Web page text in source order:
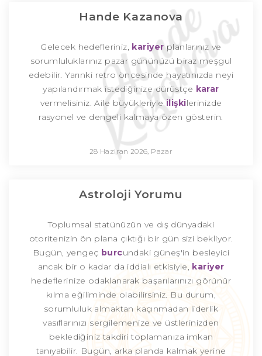
Hande Kazanova
Gelecek hedefleriniz, kariyer planlarınız ve
sorumluluklarınız pazar gününüzü biraz meşgul
edebilir. Yarınki retro öncesinde hayatınızda neyi
yapılandırmak istediğinize dürüstçe karar
vermelisiniz. Aile büyükleriyle ilişkilerinizde
rasyonel ve dengeli kalmaya özen gösterin.
28 Haziran 2026, Pazar
Astroloji Yorumu
Toplumsal statünüzün ve dış dünyadaki
otoritenizin ön plana çıktığı bir gün sizi bekliyor.
Bugün, yengeç burcundaki güneş'in besleyici
ancak bir o kadar da iddialı etkisiyle, kariyer
hedeflerinize odaklanarak başarılarınızı görünür
kılma eğiliminde olabilirsiniz. Bu durum,
sorumluluk almaktan kaçınmadan liderlik
vasıflarınızı sergilemenize ve üstlerinizden
beklediğiniz takdiri toplamanıza imkan
tanıyabilir. Bugün, arka planda kalmak yerine